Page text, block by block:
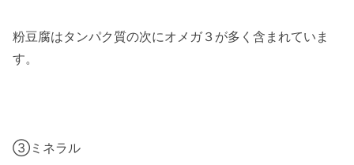
粉豆腐はタンパク質の次にオメガ３が多く含まれていま
す。
③ミネラル